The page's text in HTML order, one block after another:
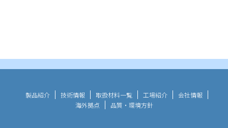
製品紹介 技術情報 取扱材料一覧 工場紹介
会社情報
海外拠点
品質・環境方針